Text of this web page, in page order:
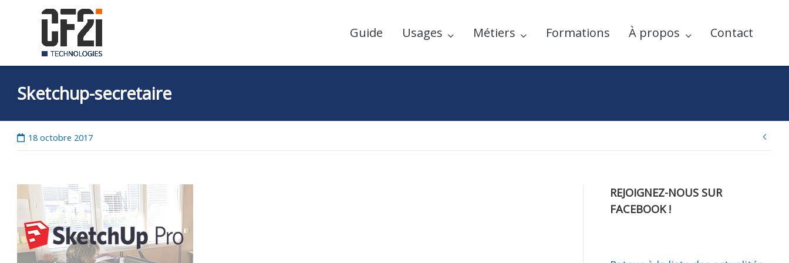
Guide Usages Métiers Formations À propos Contact
Sketchup-secretaire
18 octobre 2017
REJOIGNEZ-NOUS SUR
FACEBOOK !